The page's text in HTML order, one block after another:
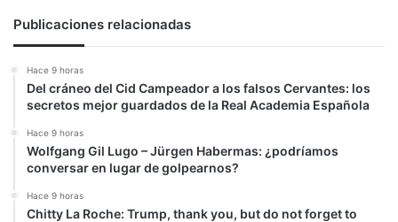
Publicaciones relacionadas
Hace 9 horas
Del cráneo del Cid Campeador a los falsos Cervantes: los
secretos mejor guardados de la Real Academia Española
Hace 9 horas
Wolfgang Gil Lugo – Jürgen Habermas: ¿podríamos
conversar en lugar de golpearnos?
Hace 9 horas
Chitty La Roche: Trump, thank you, but do not forget to